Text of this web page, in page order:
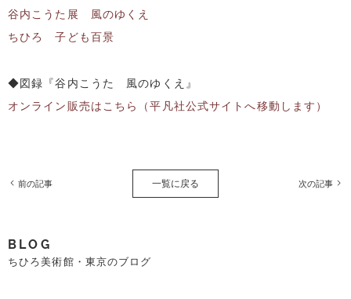
谷内こうた展 風のゆくえ
ちひろ 子ども百景
◆図録『谷内こうた 風のゆくえ』
オンライン販売はこちら（平凡社公式サイトへ移動します）
前の記事 一覧に戻る 次の記事
BLOG
ちひろ美術館・東京のブログ